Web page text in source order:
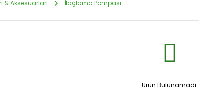
& Aksesuarları İlaçlama Pompası
Ürün Bulunamadı.